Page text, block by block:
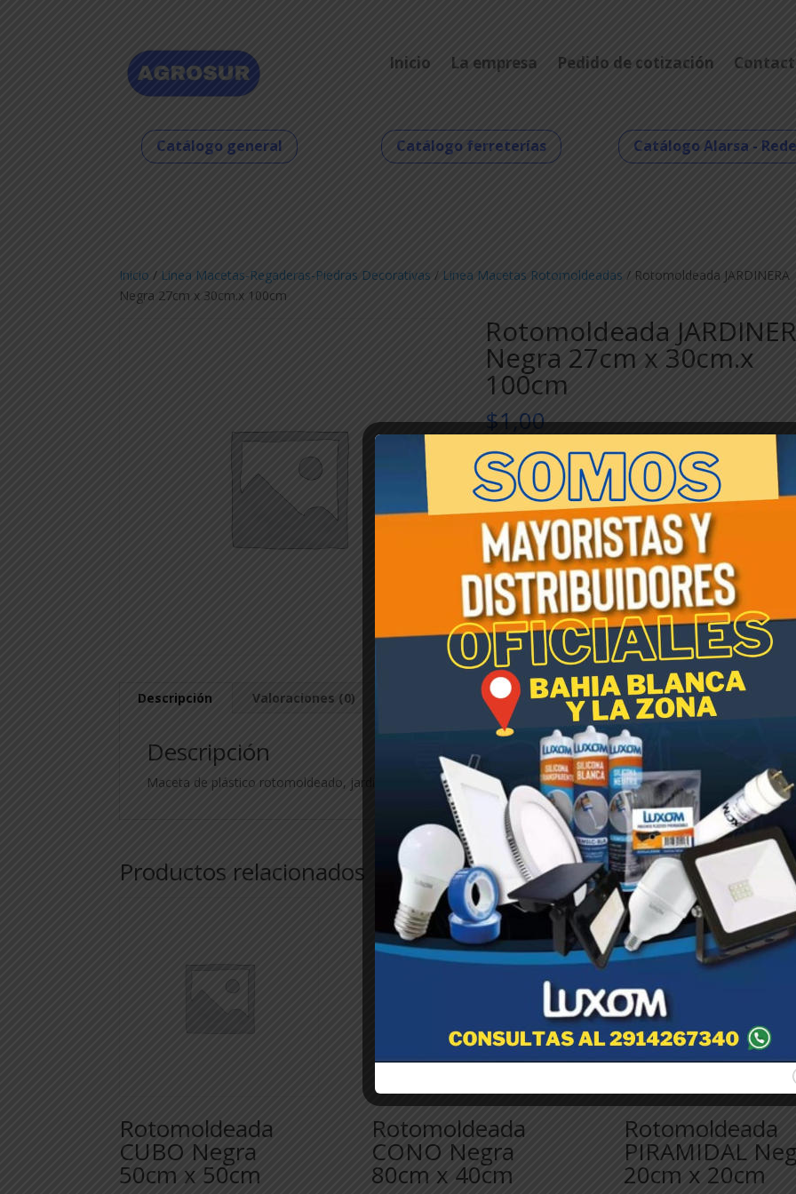
Inicio La empresa Pedido de cotización
Catálogo general Catálogo ferreterías Catálogo Alarsa -
Inicio / Linea Macetas-Regaderas-Piedras Decorativas / Linea Macetas Rotomoldeadas / Rotomoldeada JARDINERA
Negra 27cm x 30cm.x 100cm
Rotomoldeada
Negra 27cm x 30cm.x
100cm
$1,00
Rotomoldeada
JARDINERA
Negra
27cm
x
30cm.x
100cm
cantidad
Añadir al carrito
SKU:004766 Categoría:Linea Macetas
Etiqueta:Macetas rotomoldeadas
Descripción Valoraciones (0)
Descripción
Maceta de plástico rotomoldeado, jardinera. Livianas, fácil de transportar, resisten rayos UV, no se manchan.
Productos relacionados
Rotomoldeada
CUBO Negra
50cm x 50cm
Rotomoldeada
CONO Negra
80cm x 40cm
Rotomoldeada
PIRAMIDAL
20cm x 20cm